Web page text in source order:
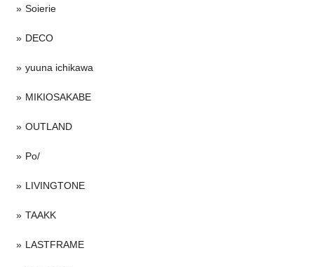
Soierie
DECO
yuuna ichikawa
MIKIOSAKABE
OUTLAND
Po/
LIVINGTONE
TAAKK
LASTFRAME